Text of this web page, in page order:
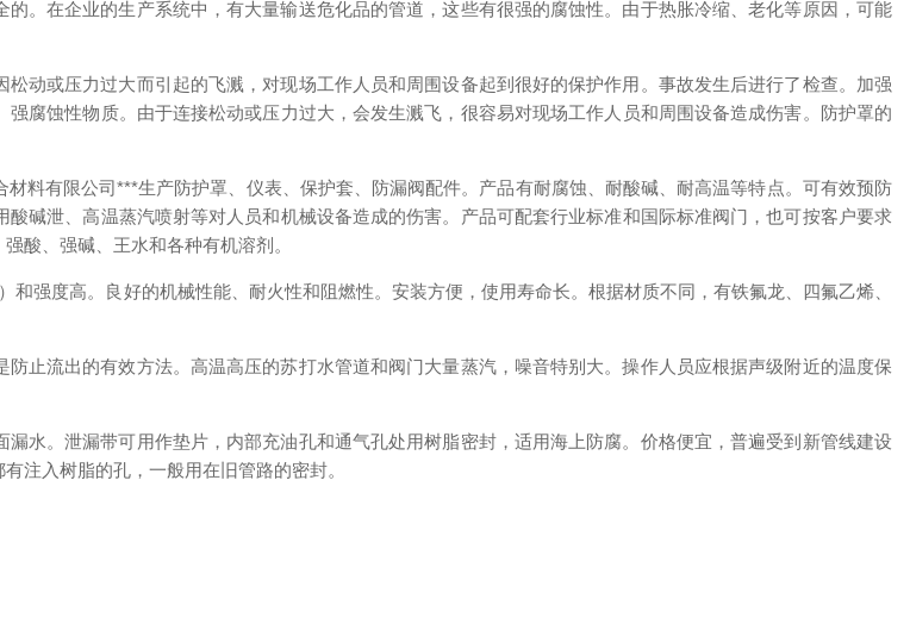
。在企业的生产系统中，有大量输送危化品的管道，这些有很强的腐蚀性。由于热胀冷缩、老化等原因，可能
动或压力过大而引起的飞溅，对现场工作人员和周围设备起到很好的保护作用。事故发生后进行了检查。加强
腐蚀性物质。由于连接松动或压力过大，会发生溅飞，很容易对现场工作人员和周围设备造成伤害。防护罩的
料有限公司***生产防护罩、仪表、保护套、防漏阀配件。产品有耐腐蚀、耐酸碱、耐高温等特点。可有效预防
碱泄、高温蒸汽喷射等对人员和机械设备造成的伤害。产品可配套行业标准和国际标准阀门，也可按客户要求
酸、强碱、王水和各种有机溶剂。
强度高。良好的机械性能、耐火性和阻燃性。安装方便，使用寿命长。根据材质不同，有铁氟龙、四氟乙烯、
止流出的有效方法。高温高压的苏打水管道和阀门大量蒸汽，噪音特别大。操作人员应根据声级附近的温度保
水。泄漏带可用作垫片，内部充油孔和通气孔处用树脂密封，适用海上防腐。价格便宜，普遍受到新管线建设
注入树脂的孔，一般用在旧管路的密封。